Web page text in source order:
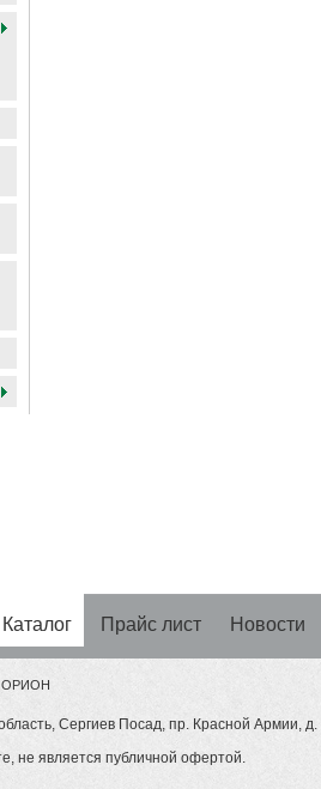
Каталог Прайс лист Новости
ОРИОН
Сергиев Посад, пр. Красной Армии,
не является публичной офертой.